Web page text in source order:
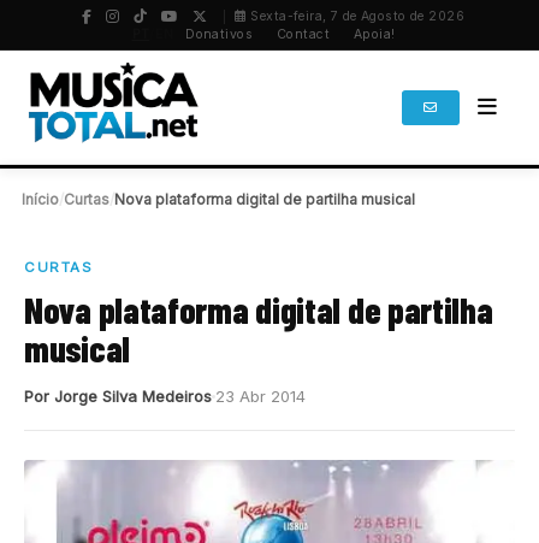
Sexta-feira, 7 de Agosto de 2026
Donativos Contact Apoia!
Início Curtas Nova plataforma digital de partilha musical
CURTAS
Nova plataforma digital de partilha
musical
Por Jorge Silva Medeiros 23 Abr 2014